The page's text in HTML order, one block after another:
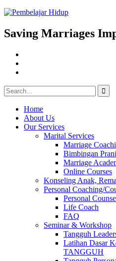
Saving Marriages
Search
for:
Home
About Us
Our Services
Marital Services
Marriage
Bimbingan
Marriage
Online Courses
Konseling Anak,
Personal Coaching/
Personal
Life Coach
FAQ
Seminar & Workshop
Tangguh
Latihan Dasar
TANGGUH